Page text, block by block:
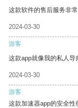
这款软件的售后服务非
2024-03-30
游客
这款app就像我的私人导
2024-03-30
游客
这款加速器app的安全